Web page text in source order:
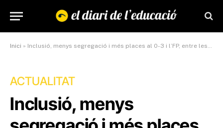
Inici » Inclusió, menys segregació i més places al 0-3 i l’FP, entre les demandes de CCOO
ACTUALITAT
Inclusió, menys